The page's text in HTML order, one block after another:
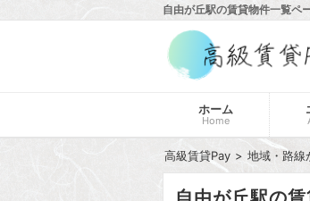
自由が丘駅の賃貸物件一覧ペ
ホーム
Home
高級賃貸Pay 地域・路線